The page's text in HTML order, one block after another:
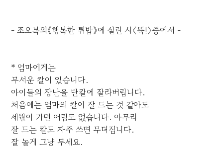
- 조오복의《행복한 튀밥》에 실린 시〈뚝!〉중에서 -
* 엄마에게는
무서운 칼이 있습니다.
아이들의 장난을 단칼에 잘라버립니다.
처음에는 엄마의 칼이 잘 드는 것 같아도
세월이 가면 어림도 없습니다. 아무리
잘 드는 칼도 자주 쓰면 무뎌집니다.
잘 놀게 그냥 두세요.